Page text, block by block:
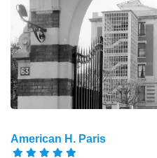
American H. Paris